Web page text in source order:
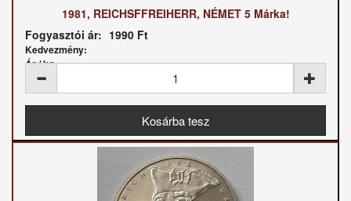
1981, REICHSFFREIHERR, NÉMET 5 Márka!
Fogyasztói ár: 1990 Ft
Kedvezmény:
Ár / kg: